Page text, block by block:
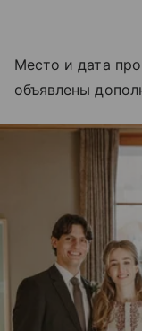
Место и дата
объявлены